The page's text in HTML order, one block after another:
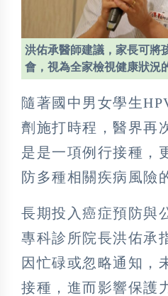
洪佑承醫師建議，家長可將
會，視為全家檢視健康狀況
隨著國中男女學生
劑施打時程，醫界再
是是一項例行接種，
防多種相關疾病風險
長期投入癌症預防與
專科診所院長洪佑承
因忙碌或忽略通知，
接種，進而影響保護